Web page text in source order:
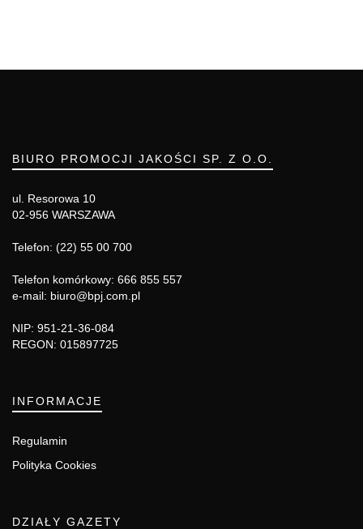
BIURO PROMOCJI JAKOŚCI SP. Z O.O.
ul. Resorowa 10
02-956 WARSZAWA
Telefon: (22) 55 00 700
Telefon komórkowy: 666 855 557
e-mail: biuro@bpj.com.pl
NIP: 951-21-36-084
REGON: 015897725
INFORMACJE
Regulamin
Polityka Cookies
DZIAŁY GAZETY